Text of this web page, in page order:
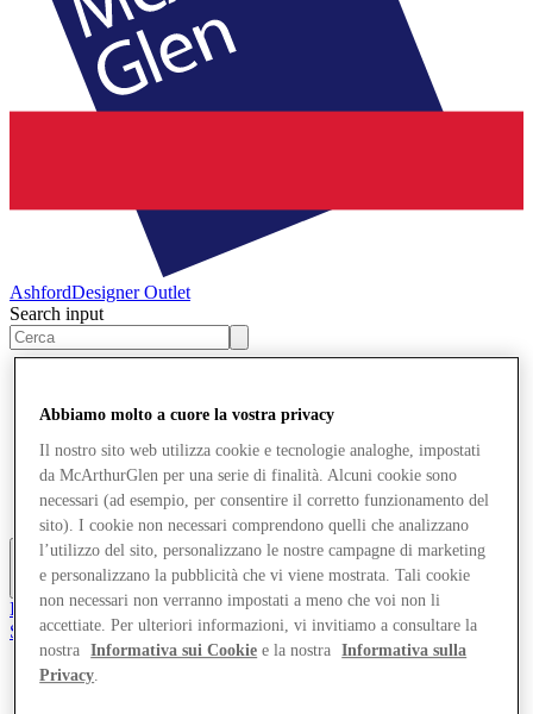
AshfordDesigner Outlet
Search input
Pianifica la tua visita
Cosa c'è in programma
Mangia e Bevi
Gift Card
Servizi
Altro
Il Club
Salvata
it
Abbiamo molto a cuore la vostra privacy
Il nostro sito web utilizza cookie e tecnologie analoghe, impostati
da McArthurGlen per una serie di finalità. Alcuni cookie sono
necessari (ad esempio, per consentire il corretto funzionamento del
sito). I cookie non necessari comprendono quelli che analizzano
l’utilizzo del sito, personalizzano le nostre campagne di marketing
e personalizzano la pubblicità che vi viene mostrata. Tali cookie
non necessari non verranno impostati a meno che voi non li
accettiate. Per ulteriori informazioni, vi invitiamo a consultare la
nostra
Informativa sui Cookie e la nostra
Informativa sulla
Privacy